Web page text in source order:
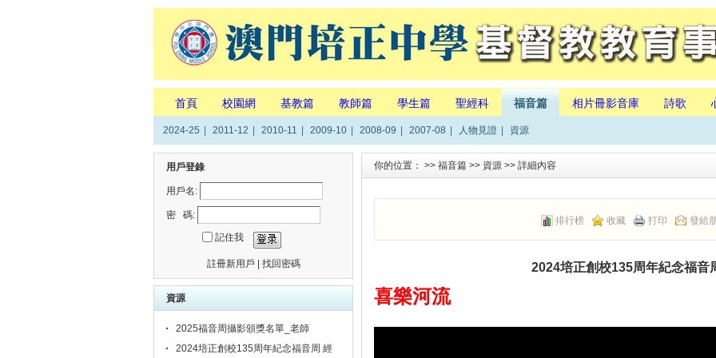
首頁 校園網 基教篇 教師篇 學生篇 聖經科 福音篇 相片冊影音庫 詩歌
2024-25 2011-12 2010-11 2009-10 2008-09 2007-08 人物見證 資源
用戶登錄
用戶名:
密 碼:
記住我
註冊新用戶 找回密碼
資源
2025福音周攝影頒獎名單_老師
2024培正創校135周年紀念福音周 經
你的位置： >> 福音篇 >> 資源 >> 詳細內容
排行榜 收藏 打印 發給
2024培正創校135周年紀念福音
喜樂河流